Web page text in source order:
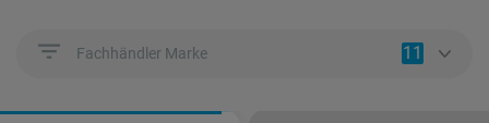
Fachhändler Marke 11